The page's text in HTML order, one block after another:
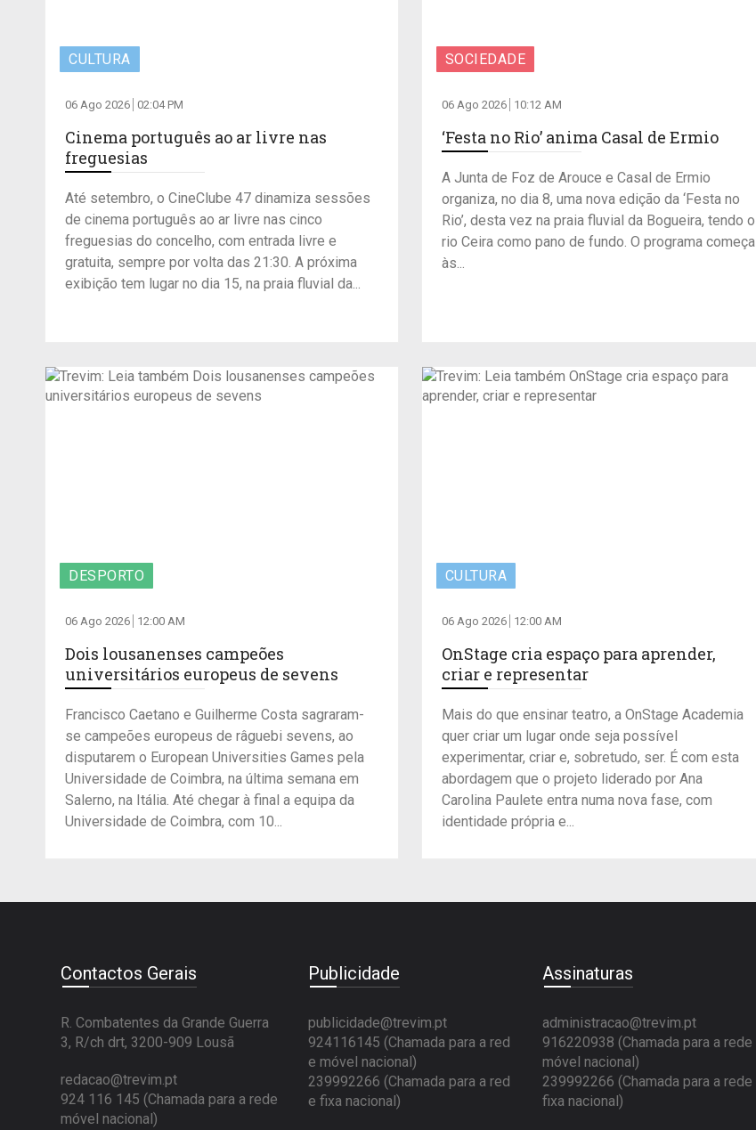
CULTURA
06 Ago 2026 02:04 PM
Cinema português ao ar livre nas
freguesias
Até setembro, o CineClube 47 dinamiza sessões
de cinema português ao ar livre nas cinco
freguesias do concelho, com entrada livre e
gratuita, sempre por volta das 21:30. A próxima
exibição tem lugar no dia 15, na praia fluvial da...
SOCIEDADE
06 Ago 2026 10:12 AM
‘Festa no Rio’ anima Casal de Ermio
A Junta de Foz de Arouce e Casal de Ermio
organiza, no dia 8, uma nova edição da ‘Festa no
Rio’, desta vez na praia fluvial da Bogueira, tendo o
rio Ceira como pano de fundo. O programa começa
às...
DESPORTO
06 Ago 2026 12:00 AM
Dois lousanenses campeões
universitários europeus de sevens
Francisco Caetano e Guilherme Costa sagraram-
se campeões europeus de râguebi sevens, ao
disputarem o European Universities Games pela
Universidade de Coimbra, na última semana em
Salerno, na Itália. Até chegar à final a equipa da
Universidade de Coimbra, com 10...
CULTURA
06 Ago 2026 12:00 AM
OnStage cria espaço para aprender,
criar e representar
Mais do que ensinar teatro, a OnStage Academia
quer criar um lugar onde seja possível
experimentar, criar e, sobretudo, ser. É com esta
abordagem que o projeto liderado por Ana
Carolina Paulete entra numa nova fase, com
identidade própria e...
Contactos Gerais
R. Combatentes da Grande Guerra
3, R/ch drt, 3200-909 Lousã
redacao@trevim.pt
924 116 145 (Chamada para a rede
móvel nacional)
Publicidade
publicidade@trevim.pt
924116145 (Chamada para a red
e móvel nacional)
239992266 (Chamada para a red
e fixa nacional)
Assinaturas
administracao@trevim.pt
916220938 (Chamada para a rede
móvel nacional)
239992266 (Chamada para a rede
fixa nacional)